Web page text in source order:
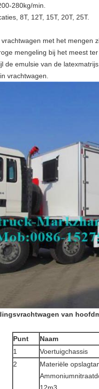
280kg/min.
8T, 12T, 15T, 20T, 25T.
met het mengen
mengeling bij het meest
de emulsie van de
vrachtwagen.
van
Punt Naam
1
Voertuigchassis
2
Materiële
12m3,